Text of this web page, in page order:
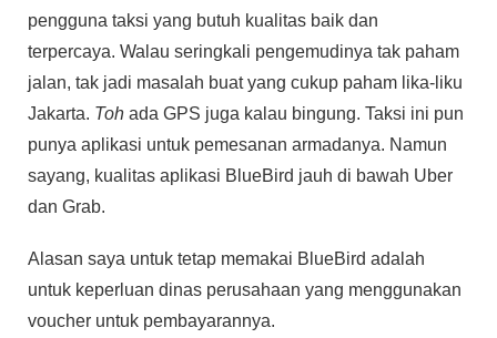
pengguna taksi yang butuh kualitas baik dan
terpercaya. Walau seringkali pengemudinya tak paham
jalan, tak jadi masalah buat yang cukup paham lika-liku
Jakarta. Toh ada GPS juga kalau bingung. Taksi ini pun
punya aplikasi untuk pemesanan armadanya. Namun
sayang, kualitas aplikasi BlueBird jauh di bawah Uber
dan Grab.
Alasan saya untuk tetap memakai BlueBird adalah
untuk keperluan dinas perusahaan yang menggunakan
voucher untuk pembayarannya.